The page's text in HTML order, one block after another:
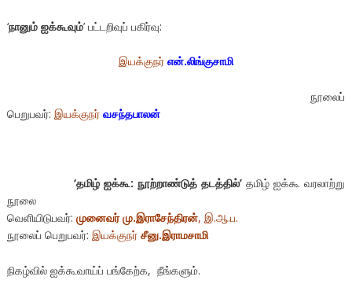
‘நானும் ஐக்கூவும்’ பட்டறிவுப் பகிர்வு:
இயக்குநர் என்.லிங்குசாமி
நூலைப்
பெறுபவர்: இயக்குநர் வசந்தபாலன்
‘தமிழ் ஐக்கூ: நூற்றாண்டுத் தடத்தில்’ தமிழ் ஐக்கூ வரலாற்று
நூலை
வெளியிடுபவர்: முனைவர்மு.இராசேந்திரன், இ.ஆ.ப.
நூலைப் பெறுபவர்: இயக்குநர் சீனு.இராமசாமி
நிகழ்வில் ஐக்கூவாய்ப் பங்கேற்க, நீங்களும்.